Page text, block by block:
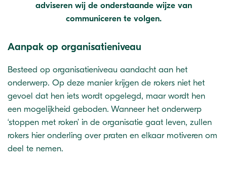
adviseren wij de onderstaande wijze van
communiceren te volgen.
Aanpak op organisatieniveau
Besteed op organisatieniveau aandacht aan het
onderwerp. Op deze manier krijgen de rokers niet het
gevoel dat hen iets wordt opgelegd, maar wordt hen
een mogelijkheid geboden. Wanneer het onderwerp
‘stoppen met roken’ in de organisatie gaat leven, zullen
rokers hier onderling over praten en elkaar motiveren om
deel te nemen.